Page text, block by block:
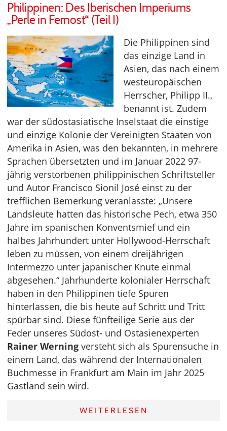
Philippinen: Des Iberischen Imperiums
„Perle in Fernost“ (Teil I)
Die Philippinen sind
das einzige Land in
Asien, das nach einem
westeuropäischen
Herrscher, Philipp II.,
benannt ist. Zudem
war der südostasiatische Inselstaat die einstige
und einzige Kolonie der Vereinigten Staaten von
Amerika in Asien, was den bekannten, in mehrere
Sprachen übersetzten und im Januar 2022 97-
jährig verstorbenen philippinischen Schriftsteller
und Autor Francisco Sionil José einst zu der
trefflichen Bemerkung veranlasste: „Unsere
Landsleute hatten das historische Pech, etwa 350
Jahre im spanischen Konventsmief und ein
halbes Jahrhundert unter Hollywood-Herrschaft
leben zu müssen, von einem dreijährigen
Intermezzo unter japanischer Knute einmal
abgesehen.“ Jahrhunderte kolonialer Herrschaft
haben in den Philippinen tiefe Spuren
hinterlassen, die bis heute auf Schritt und Tritt
spürbar sind. Diese fünfteilige Serie aus der
Feder unseres Südost- und Ostasienexperten
Rainer Werning versteht sich als Spurensuche in
einem Land, das während der Internationalen
Buchmesse in Frankfurt am Main im Jahr 2025
Gastland sein wird.
WEITERLESEN